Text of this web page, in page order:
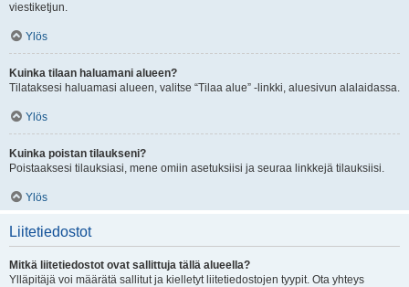
viestiketjun.
Ylös
Kuinka tilaan haluamani alueen?
Tilataksesi haluamasi alueen, valitse “Tilaa alue” -linkki, aluesivun alalaidassa.
Ylös
Kuinka poistan tilaukseni?
Poistaaksesi tilauksiasi, mene omiin asetuksiisi ja seuraa linkkejä tilauksiisi.
Ylös
Liitetiedostot
Mitkä liitetiedostot ovat sallittuja tällä alueella?
Ylläpitäjä voi määrätä sallitut ja kielletyt liitetiedostojen tyypit. Ota yhteys